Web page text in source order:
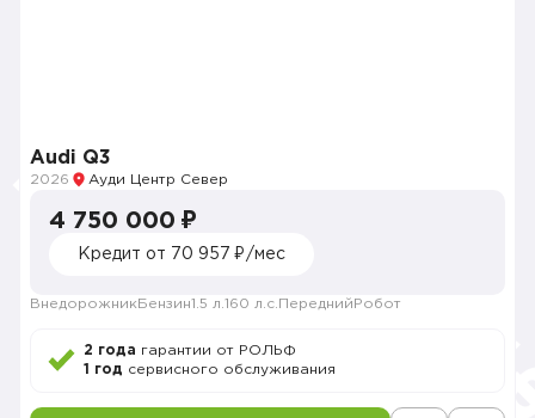
Audi Q3
2026 Ауди Центр Север
4 750 000 ₽
Кредит от 70 957 ₽/мес
Внедорожник Бензин1.5 л. 160 л.с. Передний Робот
2 года гарантии от РОЛЬФ
1 год сервисного обслуживания